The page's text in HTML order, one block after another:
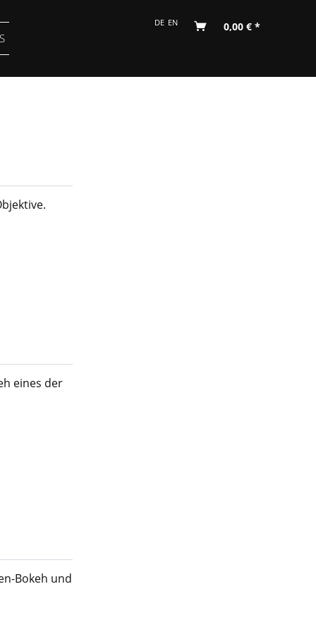
DE EN 0,00 € *
eines der
Bokeh und